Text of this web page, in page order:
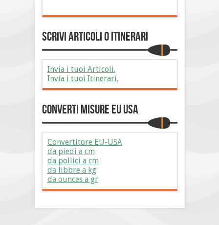
Scrivi Articoli o Itinerari
Invia i tuoi Articoli.
Invia i tuoi Itinerari.
Converti Misure EU USA
Convertitore EU-USA
da piedi a cm
da pollici a cm
da libbre a kg
da ounces a gr